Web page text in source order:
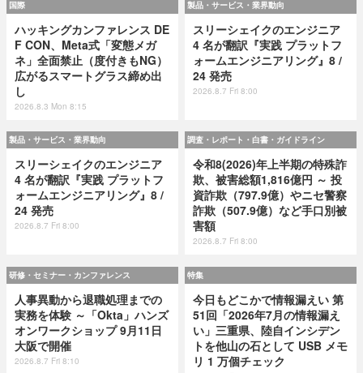
国際
ハッキングカンファレンス DE
F CON、Meta式「変態メガ
ネ」全面禁止（度付きもNG）
広がるスマートグラス締め出
し
2026.8.3 Mon 8:15
製品・サービス・業界動向
スリーシェイクのエンジニア
4 名が翻訳『実践 プラットフ
ォームエンジニアリング』8 /
24 発売
2026.8.7 Fri 8:00
製品・サービス・業界動向
スリーシェイクのエンジニア
4 名が翻訳『実践 プラットフ
ォームエンジニアリング』8 /
24 発売
2026.8.7 Fri 8:00
調査・レポート・白書・ガイドライン
令和8(2026)年上半期の特殊詐
欺、被害総額1,816億円 ～ 投
資詐欺（797.9億）やニセ警察
詐欺（507.9億）など手口別被
害額
2026.8.7 Fri 8:00
研修・セミナー・カンファレンス
人事異動から退職処理までの
実務を体験 ～「Okta」ハンズ
オンワークショップ 9月11日
大阪で開催
2026.8.7 Fri 8:10
特集
今日もどこかで情報漏えい 第
51回「2026年7月の情報漏え
い」三重県、陸自インシデン
トを他山の石として USB メモ
リ 1 万個チェック